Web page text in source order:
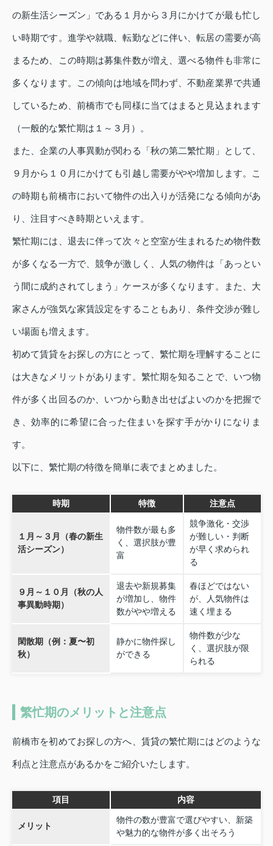
の新生活シーズン」である１月から３月にかけてが最も忙し
い時期です。進学や就職、転勤などに伴い、転居の需要が高
まるため、この時期は募集件数が増え、選べる物件も非常に
多くなります。この傾向は地域を問わず、不動産業界で共通
しているため、前橋市でも同様に当てはまると見込まれます
（一般的な繁忙期は１～３月）。
また、企業の人事異動が関わる「秋の第二繁忙期」として、
９月から１０月にかけても引越し需要がやや増加します。こ
の時期も前橋市において物件の出入りが活発になる傾向があ
り、注目すべき時期といえます。
繁忙期には、退去に伴って次々と空室が生まれるため物件数
が多くなる一方で、競争が激しく、人気の物件は「あっとい
う間に成約されてしまう」ケースが多くなります。また、大
家さんが強気な家賃設定をすることもあり、条件交渉が難し
い場面も増えます。
初めて賃貸をお探しの方にとって、繁忙期を理解することに
は大きなメリットがあります。繁忙期を知ることで、いつ物
件が多く出回るのか、いつから動き出せばよいのかを把握で
き、効率的に希望に合った住まいを探す手がかりになりま
す。
以下に、繁忙期の特徴を簡単に表でまとめました。
時期 特徴 注意点
１月～３月（春の新生
活シーズン）
物件数が最も多
く、選択肢が豊
富
競争激化・交渉
が難しい・判断
が早く求められ
る
９月～１０月（秋の人
事異動時期）
退去や新規募集
が増加し、物件
数がやや増える
春ほどではない
が、人気物件は
速く埋まる
閑散期（例：夏〜初
秋）
静かに物件探し
ができる
物件数が少な
く、選択肢が限
られる
繁忙期のメリットと注意点
前橋市を初めてお探しの方へ、賃貸の繁忙期にはどのような
利点と注意点があるかをご紹介いたします。
項目 内容
メリット
物件の数が豊富で選びやすい、新築
や魅力的な物件が多く出そろう